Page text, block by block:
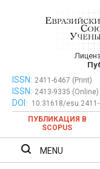
Евразийский Союз
ISSN: 2411-6467 (Print)
ISSN: 2413-9335 (Online)
DOI:
10.31618/esu.2411-
ПУБЛИКАЦИЯ В
SCOPUS
MENU